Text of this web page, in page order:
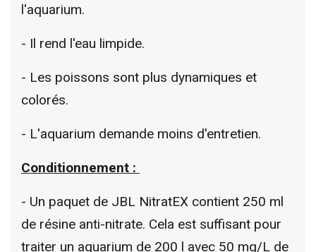
l'aquarium.
- Il rend l'eau limpide.
- Les poissons sont plus dynamiques et
colorés.
- L'aquarium demande moins d'entretien.
Conditionnement :
- Un paquet de JBL NitratEX contient 250 ml
de résine anti-nitrate. Cela est suffisant pour
traiter un aquarium de 200 l avec 50 mg/L de